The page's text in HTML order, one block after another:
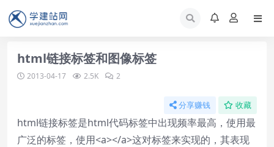
html链接标签和图像标签
2013-04-17 2.5K 2
分享赚钱 收藏
html链接标签是html代码标签中出现频率最高，使用最
广泛的标签，使用<a></a>这对标签来实现的，其表现